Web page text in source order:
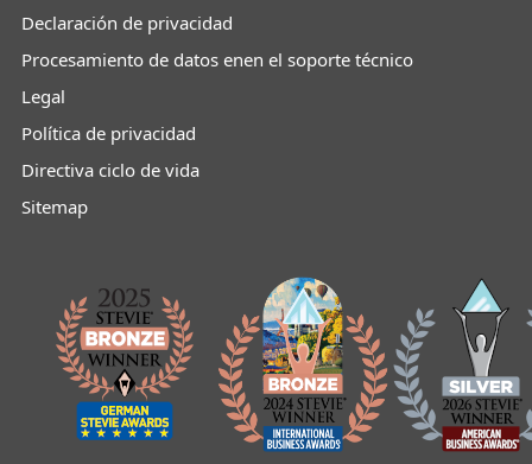
Declaración de privacidad
Procesamiento de datos enen el soporte técnico
Legal
Política de privacidad
Directiva ciclo de vida
Sitemap